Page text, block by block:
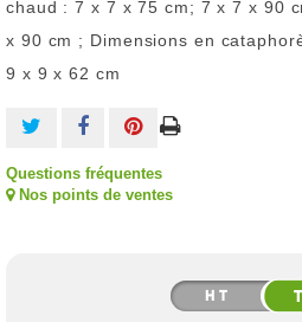
chaud : 7 x 7 x 75 cm; 7 x 7 x 90
x 90 cm ; Dimensions en
9 x 9 x 62 cm
Questions fréquentes
Nos points de ventes
HT